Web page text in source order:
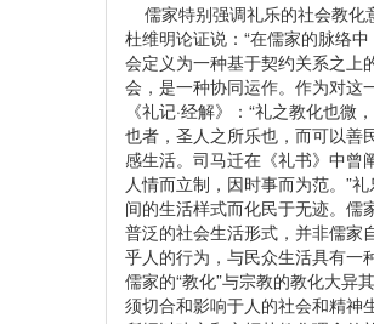
儒家特别强调礼乐的社会教化
杜维明论证说：“在儒家的脉络
会定义为一种基于契约关系之上
会，是一种协同运作。作为对这
《礼记·经解》：“礼之教化也
也者，圣人之所乐也，而可以善
感生活。司马迁在《礼书》中曾
人情而立制，因时事而为范。”
间的生活样式而化民于无迹。儒
普泛的社会生活形式，并非儒家
乎人的行为，与民众生活具有一
儒家的“教化”与宗教的教化大异
须切合和影响于人的社会和精神